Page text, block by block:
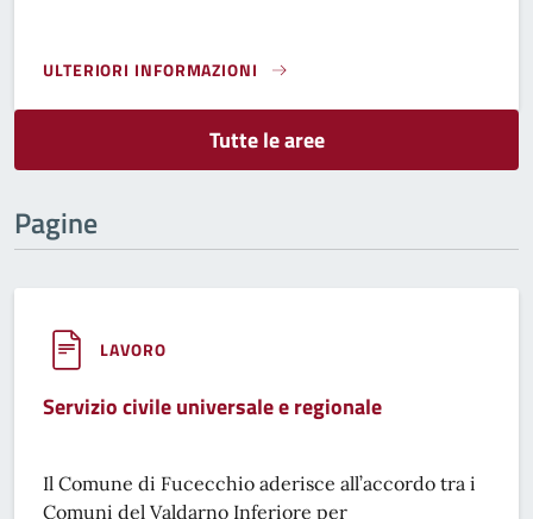
ULTERIORI INFORMAZIONI
SERVIZI REGIONALI}
Tutte le aree
Pagine
LAVORO
Servizio civile universale e regionale
Il Comune di Fucecchio aderisce all’accordo tra i
Comuni del Valdarno Inferiore per